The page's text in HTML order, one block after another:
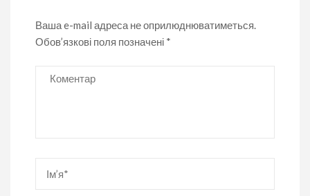
Ваша e-mail адреса не оприлюднюватиметься.
Обов’язкові поля позначені *
Коментар